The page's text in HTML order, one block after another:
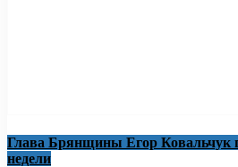
Глава Брянщины Егор Ковальчук
недели